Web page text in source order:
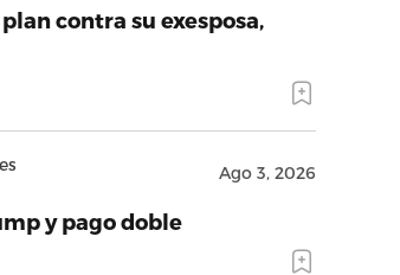
contra su exesposa,
Ago 3, 2026
y pago doble